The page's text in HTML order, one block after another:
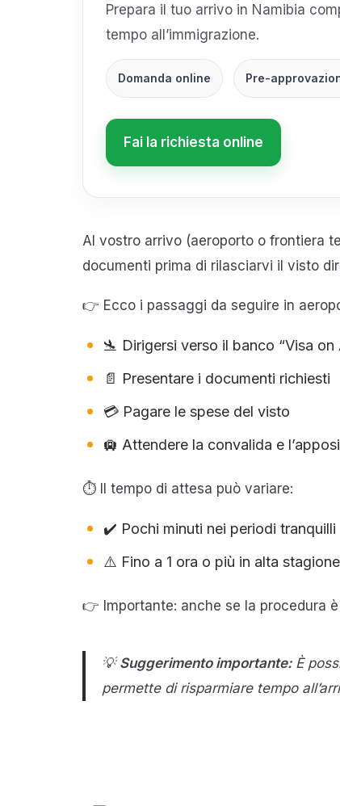
Prepara il tuo arrivo in Namibia
tempo all’immigrazione.
Domanda online Pre-
Fai la richiesta online
Al vostro arrivo (aeroporto o frontiera
documenti prima di rilasciarvi il visto
👉 Ecco i passaggi da seguire in
🛬 Dirigersi verso il banco “Visa on
📄 Presentare i documenti richiesti
💳 Pagare le spese del visto
🛄 Attendere la convalida e
⏱️ Il tempo di attesa può variare:
✔️ Pochi minuti nei periodi tranquilli
⚠️ Fino a 1 ora o più in alta stagione
👉 Importante: anche se la procedura
💡Suggerimento importante:È
permette di risparmiare tempo